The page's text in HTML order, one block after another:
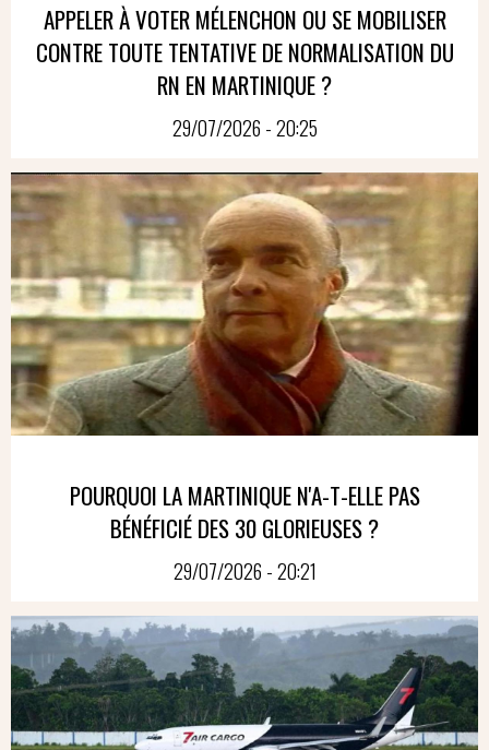
APPELER À VOTER MÉLENCHON OU SE MOBILISER
CONTRE TOUTE TENTATIVE DE NORMALISATION DU
RN EN MARTINIQUE ?
29/07/2026 - 20:25
POURQUOI LA MARTINIQUE N'A-T-ELLE PAS
BÉNÉFICIÉ DES 30 GLORIEUSES ?
29/07/2026 - 20:21